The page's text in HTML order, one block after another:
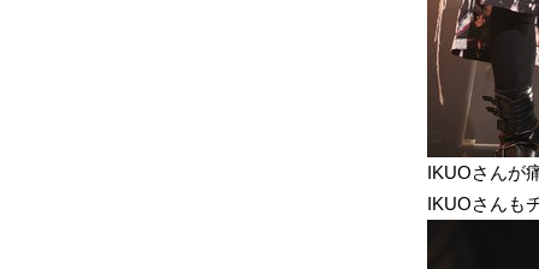
IKUOさんが
IKUOさんも